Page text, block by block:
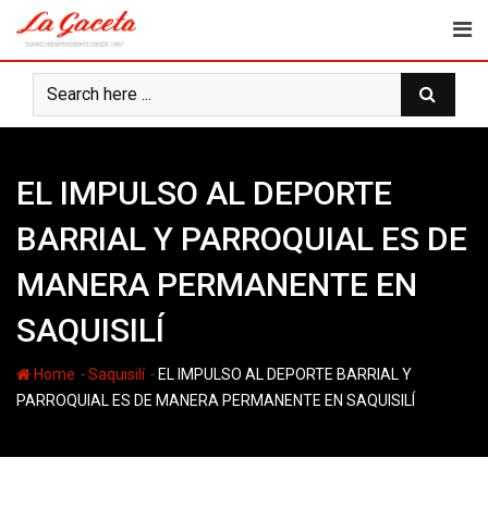
content
EL IMPULSO AL DEPORTE
BARRIAL Y PARROQUIAL ES DE
MANERA PERMANENTE EN
SAQUISILÍ
Home -Saquisilí- EL IMPULSO AL DEPORTE BARRIAL Y
PARROQUIAL ES DE MANERA PERMANENTE EN SAQUISILÍ